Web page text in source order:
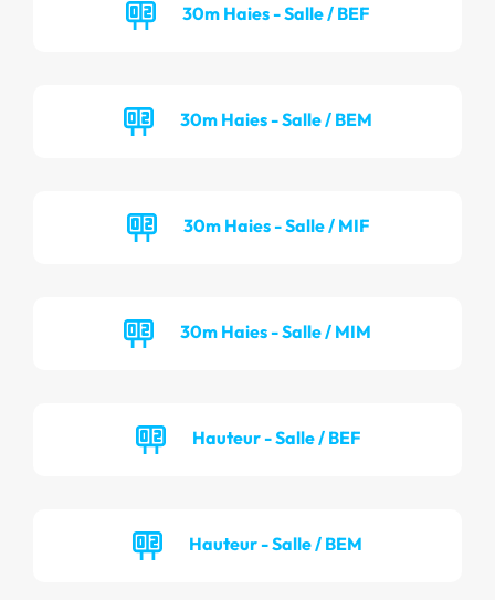
30m Haies - Salle / BEF
30m Haies - Salle / BEM
30m Haies - Salle / MIF
30m Haies - Salle / MIM
Hauteur - Salle / BEF
Hauteur - Salle / BEM